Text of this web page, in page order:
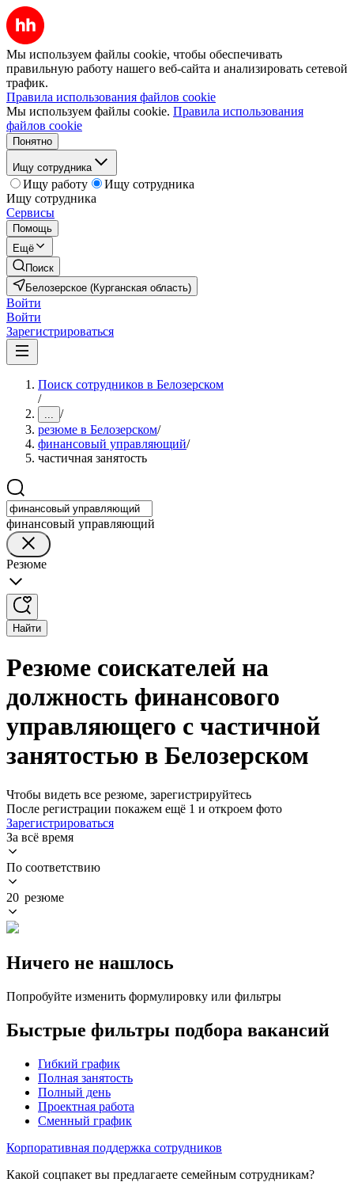
Мы используем файлы cookie, чтобы обеспечивать
правильную работу нашего веб-сайта и анализировать сетевой
трафик.
Правила использования файлов cookie
Мы используем файлы cookie. Правила использования
файлов cookie
Понятно
Ищу сотрудника
Ищу работу
Ищу сотрудника
Ищу сотрудника
Сервисы
Помощь
Ещё
Поиск
Белозерское (Курганская область)
Войти
Войти
Зарегистрироваться
Поиск сотрудников в Белозерском
/
... /
резюме в Белозерском/
финансовый управляющий/
частичная занятость
финансовый управляющий
Резюме
Найти
Резюме соискателей на
должность финансового
управляющего с частичной
занятостью в Белозерском
Чтобы видеть все резюме, зарегистрируйтесь
После регистрации покажем ещё 1 и откроем фото
Зарегистрироваться
За всё время
По соответствию
20 резюме
Ничего не нашлось
Попробуйте изменить формулировку или фильтры
Быстрые фильтры подбора вакансий
Гибкий график
Полная занятость
Полный день
Проектная работа
Сменный график
Корпоративная поддержка сотрудников
Какой соцпакет вы предлагаете семейным сотрудникам?